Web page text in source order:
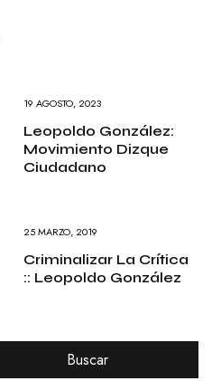
19 AGOSTO, 2023
Leopoldo González:
Movimiento Dizque
Ciudadano
25 MARZO, 2019
Criminalizar La Crítica
:: Leopoldo González
Buscar